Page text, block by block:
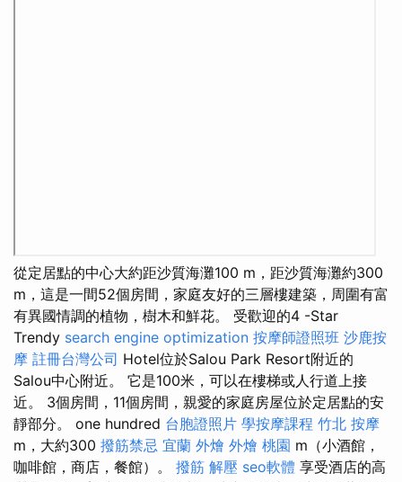
從定居點的中心大約距沙質海灘100 m，距沙質海灘約300
m，這是一間52個房間，家庭友好的三層樓建築，周圍有富
有異國情調的植物，樹木和鮮花。 受歡迎的4 -Star
Trendy search engine optimization 按摩師證照班 沙鹿按
摩 註冊台灣公司 Hotel位於Salou Park Resort附近的
Salou中心附近。 它是100米，可以在樓梯或人行道上接
近。 3個房間，11個房間，親愛的家庭房屋位於定居點的安
靜部分。 one hundred 台胞證照片 學按摩課程 竹北 按摩
m，大約300 撥筋禁忌 宜蘭 外燴 外燴 桃園 m（小酒館，
咖啡館，商店，餐館）。 撥筋 解壓 seo軟體 享受酒店的高